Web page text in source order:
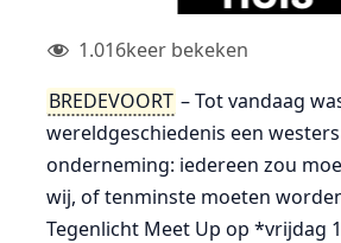
1.016keer bekeken
BREDEVOORT – Tot vandaag
wereldgeschiedenis een
onderneming: iedereen zou
wij, of tenminste moeten
Tegenlicht Meet Up op *vrijdag